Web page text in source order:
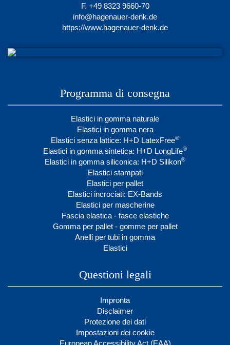
F. +49 8323 9660-70
info@hagenauer-denk.de
https://www.hagenauer-denk.de
Programma di consegna
Elastici in gomma naturale
Elastici in gomma nera
Elastici senza lattice: H+D LatexFree®
Elastici in gomma sintetica: H+D LongLife®
Elastici in gomma siliconica: H+D Silikon®
Elastici stampati
Elastici per pallet
Elastici incrociati: EX-Bands
Elastici per mascherine
Fascia elastica - fasce elastiche
Gomma per pallet - gomme per pallet
Anelli per tubi in gomma
Elastici
Questioni legali
Impronta
Disclaimer
Protezione dei dati
Impostazioni dei cookie
European Accessibility Act (EAA)